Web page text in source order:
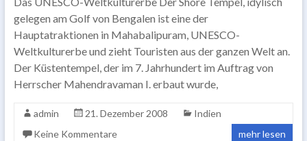
gelegen am Golf von Bengalen ist eine der
Hauptatraktionen in Mahabalipuram, UNESCO-
Weltkulturerbe und zieht Touristen aus der ganzen Welt an.
Der Küstentempel, der im 7. Jahrhundert im Auftrag von
Herrscher Mahendravaman I. erbaut wurde,
admin 21. Dezember 2008
Indien
Keine Kommentare
mehr lesen